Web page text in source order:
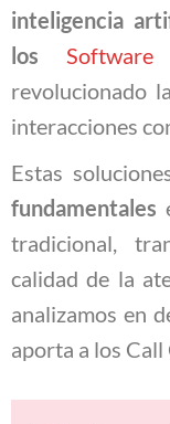
inteligencia
los
revolucionado
interacciones
Estas
fundamentales
tradicional,
calidad de la
analizamos en
aporta a los